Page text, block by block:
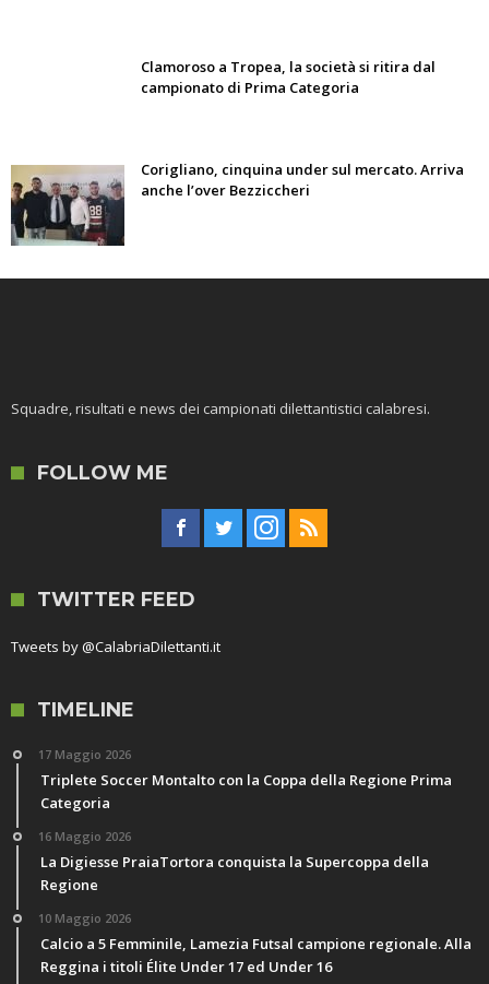
Clamoroso a Tropea, la società si ritira dal
campionato di Prima Categoria
Corigliano, cinquina under sul mercato. Arriva
anche l’over Bezziccheri
Squadre, risultati e news dei campionati dilettantistici calabresi.
FOLLOW ME
TWITTER FEED
Tweets by @CalabriaDilettanti.it
TIMELINE
17 Maggio 2026
Triplete Soccer Montalto con la Coppa della Regione Prima
Categoria
16 Maggio 2026
La Digiesse PraiaTortora conquista la Supercoppa della
Regione
10 Maggio 2026
Calcio a 5 Femminile, Lamezia Futsal campione regionale. Alla
Reggina i titoli Élite Under 17 ed Under 16